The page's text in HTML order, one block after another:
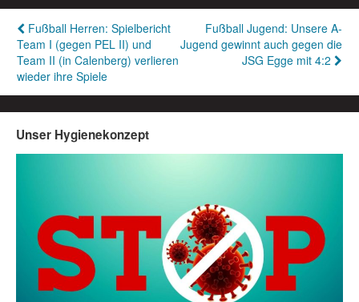
Beitragsnavigation
Fußball Herren: Spielbericht
Team I (gegen PEL II) und
Team II (in Calenberg) verlieren
wieder ihre Spiele
Fußball Jugend: Unsere A-
Jugend gewinnt auch gegen die
JSG Egge mit 4:2
Unser Hygienekonzept